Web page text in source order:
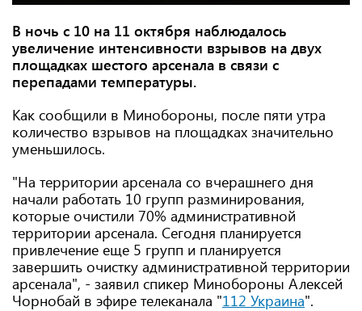
В ночь с 10 на 11 октября наблюдалось
увеличение интенсивности взрывов на двух
площадках шестого арсенала в связи с
перепадами температуры.
Как сообщили в Минобороны, после пяти утра
количество взрывов на площадках значительно
уменьшилось.
"На территории арсенала со вчерашнего дня
начали работать 10 групп разминирования,
которые очистили 70% административной
территории арсенала. Сегодня планируется
привлечение еще 5 групп и планируется
завершить очистку административной территории
арсенала", - заявил спикер Минобороны Алексей
Чорнобай в эфире телеканала "112 Украина".